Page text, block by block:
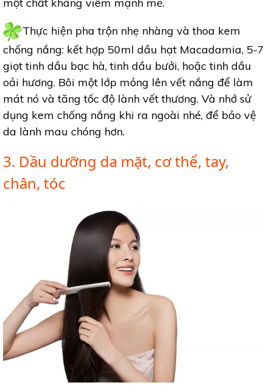
Thực hiện pha trộn nhẹ nhàng và thoa kem
chống nắng: kết hợp 50ml dầu hạt Macadamia, 5-7
giọt tinh dầu bạc hà, tinh dầu bưởi, hoặc tinh dầu
oải hương. Bôi một lớp mỏng lên vết nắng để làm
mát nó và tăng tốc độ lành vết thương. Và nhớ sử
dụng kem chống nắng khi ra ngoài nhé, để bảo vệ
da lành mau chóng hơn.
3. Dầu dưỡng da mặt, cơ thể, tay,
chân, tóc